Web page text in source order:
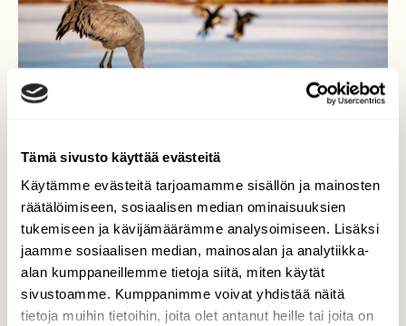
Tämä sivusto käyttää evästeitä
Käytämme evästeitä tarjoamamme sisällön ja mainosten
räätälöimiseen, sosiaalisen median ominaisuuksien
tukemiseen ja kävijämäärämme analysoimiseen. Lisäksi
jaamme sosiaalisen median, mainosalan ja analytiikka-
alan kumppaneillemme tietoja siitä, miten käytät
sivustoamme. Kumppanimme voivat yhdistää näitä
tietoja muihin tietoihin, joita olet antanut heille tai joita on
Teerien soidinpaikka
Teerien soidinta kuvatessani, tulla tupsahti
kurki paikalle ja samalla tuli pulmusia parvi
Valokuvaaja: Hannu Mustonen, Paltamo 27.4.2020